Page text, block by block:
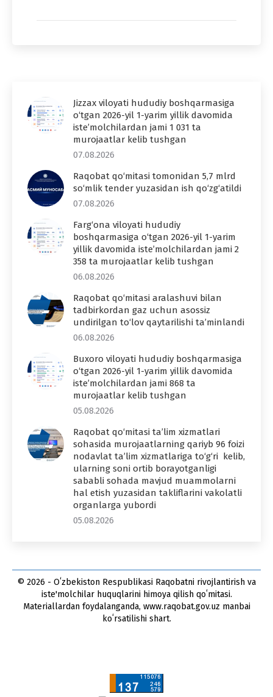
Jizzax viloyati hududiy boshqarmasiga
o‘tgan 2026-yil 1-yarim yillik davomida
iste’molchilardan jami 1 031 ta
murojaatlar kelib tushgan
07.08.2026
Raqobat qo‘mitasi tomonidan 5,7 mlrd
so‘mlik tender yuzasidan ish qo‘zg‘atildi
07.08.2026
Farg‘ona viloyati hududiy
boshqarmasiga o‘tgan 2026-yil 1-yarim
yillik davomida iste’molchilardan jami 2
358 ta murojaatlar kelib tushgan
06.08.2026
Raqobat qo‘mitasi aralashuvi bilan
tadbirkordan gaz uchun asossiz
undirilgan to‘lov qaytarilishi ta’minlandi
06.08.2026
Buxoro viloyati hududiy boshqarmasiga
o‘tgan 2026-yil 1-yarim yillik davomida
iste’molchilardan jami 868 ta
murojaatlar kelib tushgan
05.08.2026
Raqobat qo‘mitasi ta’lim xizmatlari
sohasida murojaatlarning qariyb 96 foizi
nodavlat ta’lim xizmatlariga to‘g‘ri kelib,
ularning soni ortib borayotganligi
sababli sohada mavjud muammolarni
hal etish yuzasidan takliflarini vakolatli
organlarga yubordi
05.08.2026
© 2026 - Oʻzbekiston Respublikasi Raqobatni rivojlantirish va
iste'molchilar huquqlarini himoya qilish qoʻmitasi.
Materiallardan foydalanganda, www.raqobat.gov.uz manbai
koʻrsatilishi shart.